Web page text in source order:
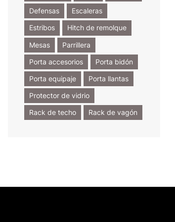
Defensas Escaleras
Estribos Hitch de remolque
Mesas Parrillera
Porta accesorios Porta bidón
Porta equipaje Porta llantas
Protector de vidrio
Rack de techo Rack de vagón